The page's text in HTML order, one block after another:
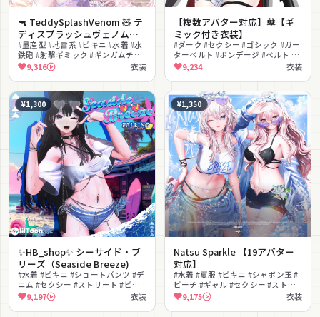
🔫 TeddySplashVenom 🧸 テ
ディスプラッシュヴェノム
【16アバター対応】
#量産型 #地雷系 #ビキニ #水着 #水
鉄砲 #射撃ギミック #ギンガムチェ
ック #ゆめかわいい #セクシー #MA
対応
9,316 衣装
【複数アバター対応】孽【ギ
ミック付き衣装】
#ダーク #セクシー #ゴシック #ガー
ターベルト #ボンデージ #ベルト #
悪魔 #MA対応 #lilToon対応
9,234 衣装
¥1,300
✨HB_shop✨ シーサイド・ブ
リーズ（Seaside Breeze)
#水着 #ビキニ #ショートパンツ #デ
ニム #セクシー #ストリート #ビー
チ #MA対応 #lilToon対応 #ホルタ
ーネック
9,197 衣装
¥1,350
Natsu Sparkle 【19アバター
対応】
#水着 #夏服 #ビキニ #シャボン玉 #
ビーチ #ギャル #セクシー #ストリ
ート #MA対応 #lilToon対応
9,175 衣装